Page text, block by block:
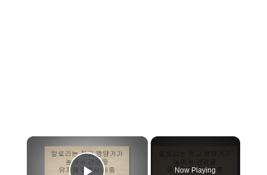
×
Now Playing